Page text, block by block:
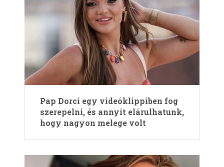
Pap Dorci egy videóklippiben fog
szerepelni, és annyit elárulhatunk,
hogy nagyon melege volt